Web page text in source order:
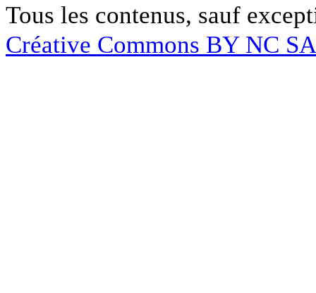
Tous les contenus, sauf
Créative Commons BY NC SA